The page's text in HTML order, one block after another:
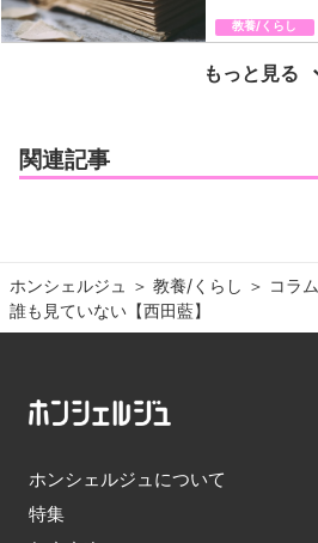
教養/くらし
もっと見る
関連記事
ホンシェルジュ ＞ 教養/くらし ＞ コラム
誰も見ていない【西田藍】
ホンシェルジュについて
特集